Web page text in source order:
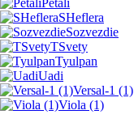
SHeflera
Sozvezdie
TSvety
Tyulpan
Uadi
Versal-1 (1)
Viola (1)